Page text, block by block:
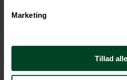
Marketing
Tillad alle